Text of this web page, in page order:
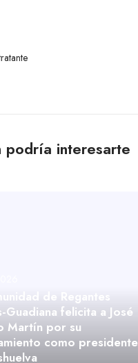
podría interesarte
de Regantes
Guadiana felicita a José
Martín por su
como presidente